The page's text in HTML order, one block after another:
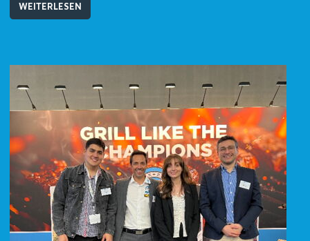
WEITERLESEN